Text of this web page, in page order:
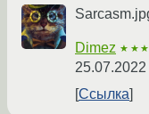
Dimez
Ссылка